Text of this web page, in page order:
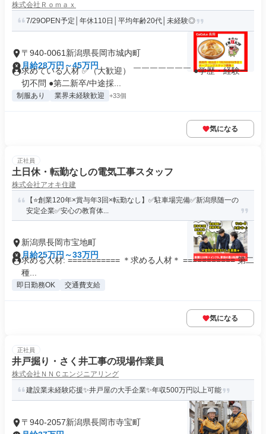
株式会社Ｒｏｍａｘ
7/29OPEN予定│年休110日│平均年齢20代│未経験◎
〒940-0061新潟県長岡市城内町
月給28万円～45万円
求めている人材 ✅（大歓迎） ￣￣￣￣￣￣￣ ●学歴・経験⼀
切不問 ●第⼆新卒/中途採...
制服あり 業界未経験歓迎 +33個
気になる
正社員
土日休・転勤なしの電気工事スタッフ
株式会社アオキ住建
【⭐️創業120年×賞与年3回×転勤なし】✅駐車場完備✅新潟県随一の
安定企業✅安心の教育体...
新潟県長岡市宝地町
月給25万円～33万円
求める人材: =========== ＊求める人材＊ =========== 第二
種...
即日勤務OK 交通費支給
気になる
正社員
井戸掘り・さく井工事の現場作業員
株式会社ＮＮＣエンジニアリング
建設業未経験応援✨井戸屋の大手企業✨年収500万円以上可能
〒940-2057新潟県長岡市寺宝町